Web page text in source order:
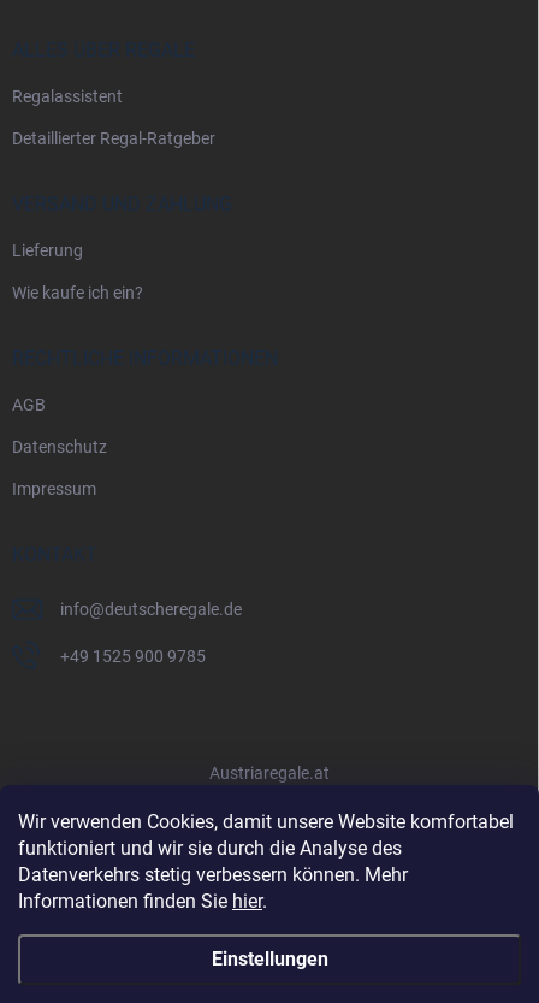
Wir verwenden Cookies, damit unsere Website komfortabel
funktioniert und wir sie durch die Analyse des
Datenverkehrs stetig verbessern können. Mehr
Informationen finden Sie hier.
Einstellungen
ALLES ÜBER REGALE
Regalassistent
Detaillierter Regal-Ratgeber
VERSAND UND ZAHLUNG
Lieferung
Wie kaufe ich ein?
RECHTLICHE INFORMATIONEN
AGB
Datenschutz
Impressum
KONTAKT
info@deutscheregale.de
+49 1525 900 9785
Austriaregale.at